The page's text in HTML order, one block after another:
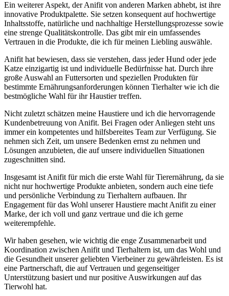
Ein ⁢weiterer Aspekt, ‍der Anifit von anderen Marken abhebt, ⁢ist ihre​
innovative Produktpalette. Sie setzen konsequent auf hochwertige
‌Inhaltsstoffe,‍ natürliche⁣ und nachhaltige Herstellungsprozesse sowie
eine strenge ⁢Qualitätskontrolle.​ Das gibt‍ mir ein umfassendes
Vertrauen‍ in ⁣die Produkte, ​die ich für⁣ meinen Liebling⁢ auswähle.
Anifit hat bewiesen, dass⁤ sie verstehen, dass ⁢jeder Hund oder jede
Katze einzigartig ist und individuelle Bedürfnisse hat. Durch ihre
große Auswahl ‍an⁤ Futtersorten und speziellen Produkten für
⁢bestimmte Ernährungsanforderungen können Tierhalter wie⁢ ich die
bestmögliche Wahl für ihr​ Haustier treffen.
Nicht zuletzt schätzen‌ meine Haustiere und ich ⁣die hervorragende
Kundenbetreuung von‌ Anifit. ⁤Bei ‌Fragen⁤ oder⁤ Anliegen ‍steht uns
immer​ ein⁣ kompetentes ‌und hilfsbereites Team ​zur ​Verfügung. Sie
nehmen sich Zeit,​ um unsere Bedenken ernst zu nehmen und
Lösungen anzubieten, die auf ⁤unsere⁤ individuellen⁣ Situationen
⁢zugeschnitten sind.
Insgesamt ist Anifit ⁣für mich die erste Wahl für​ Tierernährung,​ da sie
nicht ⁣nur hochwertige Produkte anbieten, ⁣sondern auch eine tiefe
und persönliche ​Verbindung zu Tierhaltern aufbauen. Ihr
Engagement für das Wohl unserer Haustiere‌ macht ​Anifit zu einer⁤
Marke, der ich ‌voll und ganz vertraue und die ⁣ich gerne
weiterempfehle.
Wir haben ⁢gesehen, wie​ wichtig die ‍enge Zusammenarbeit und
Koordination zwischen⁣ Anifit und Tierhaltern⁤ ist, um das ⁢Wohl und
die Gesundheit unserer geliebten Vierbeiner zu gewährleisten. Es‍ ist
eine Partnerschaft, die auf Vertrauen ​und gegenseitiger
Unterstützung​ basiert und nur positive Auswirkungen auf das
Tierwohl hat.